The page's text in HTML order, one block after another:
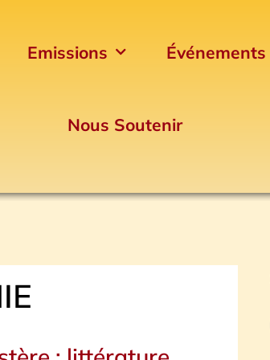
Emissions Événements
Nous Soutenir